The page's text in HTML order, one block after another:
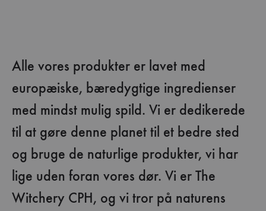
Alle vores produkter er lavet med
europæiske, bæredygtige ingredienser
med mindst mulig spild. Vi er dedikerede
til at gøre denne planet til et bedre sted
og bruge de naturlige produkter, vi har
lige uden foran vores dør. Vi er The
Witchery CPH, og vi tror på naturens